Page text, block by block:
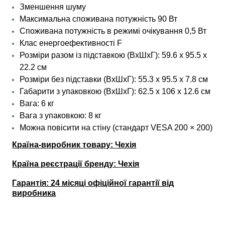
Зменшення шуму
Максимальна споживана потужність 90 Вт
Споживана потужність в режимі очікування 0,5 Вт
Клас енергоефективності F
Розміри разом із підставкою (ВхШхГ): 59.6 х 95.5 х
22.2 см
Розміри без підставки (ВхШхГ): 55.3 х 95.5 х 7.8 см
Габарити з упаковкою (ВхШхГ): 62.5 х 106 х 12.6 см
Вага: 6 кг
Вага з упаковкою: 8 кг
Можна повісити на стіну (стандарт VESA 200 × 200)
Країна-виробник товару: Чехія
Країна реєстрації бренду: Чехія
Гарантія: 24 місяці офіційної гарантії від
виробника